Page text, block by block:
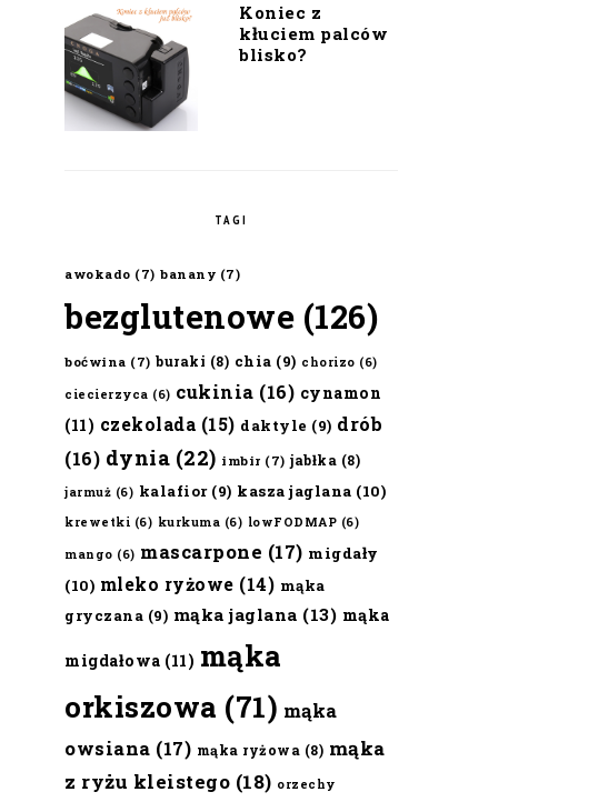
Koniec z
kłuciem palców
blisko?
TAGI
awokado (7) banany (7)
bezglutenowe (126)
boćwina (7) buraki (8) chia (9) chorizo (6)
ciecierzyca (6) cukinia (16) cynamon
(11) czekolada (15) daktyle (9) drób
(16) dynia (22) imbir (7) jabłka (8)
jarmuż (6) kalafior(9) kasza jaglana (10)
krewetki (6) kurkuma (6) lowFODMAP (6)
mango (6) mascarpone (17) migdały
(10) mleko ryżowe (14) mąka
gryczana (9) mąka jaglana (13) mąka
migdałowa (11) mąka
orkiszowa (71) mąka
owsiana (17) mąka ryżowa (8) mąka
z ryżu kleistego (18) orzechy